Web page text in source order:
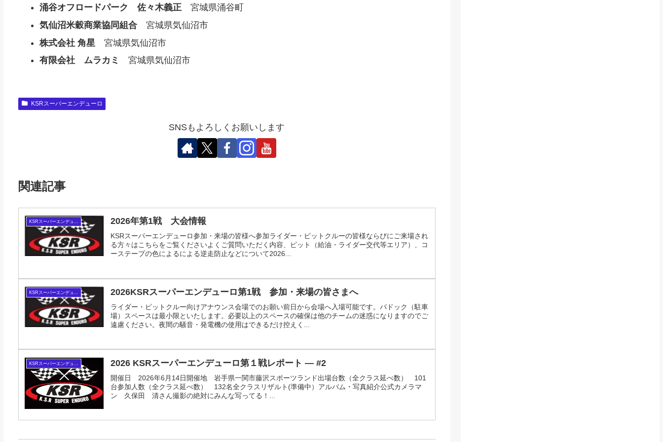
涌谷オフロードパーク 佐々木義正 宮城県涌谷町
気仙沼米穀商業協同組合 宮城県気仙沼市
株式会社 角星 宮城県気仙沼市
有限会社 ムラカミ
宮城県気仙沼市
KSRスーパーエンデューロ
SNSもよろしくお願いします
関連記事
KSRスーパーエンデューロ 2026年第1戦 大会情報
KSRスーパーエンデューロ参加・来場の皆様へ参加ライダー・ピットクルーの皆様ならびにご来場され
る方々はこちらをご覧くださいよくご質問いただく内容、ピット（給油・ライダー交代等エリア）、コ
ーステープの色によるによる逆走防止などについて2026...
KSRスーパーエンデューロ 2026KSRスーパーエンデューロ第1戦 参加・来場の皆さまへ
ライダー・ピットクルー向けアナウンス会場でのお願い前日から会場へ入場可能です。パドック（駐車
場）スペースは最小限といたします。必要以上のスペースの確保は他のチームの迷惑になりますのでご
遠慮ください。夜間の騒音・発電機の使用はできるだけ控えく...
KSRスーパーエンデューロ 2026 KSRスーパーエンデューロ第１戦レポート — #2
開催日 2026年6月14日開催地 岩手県一関市藤沢スポーツランド出場台数（全クラス延べ数） 101
台参加人数（全クラス延べ数） 132名全クラスリザルト(準備中）アルバム・写真紹介公式カメラマ
ン 久保田 清さん撮影の絶対にみんな写ってる！...